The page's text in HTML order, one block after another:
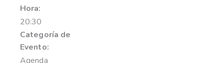
Hora:
20:30
Categoría de
Evento:
Agenda